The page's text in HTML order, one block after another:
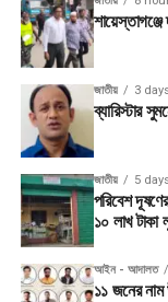
জাতীয় 3
ব্যারিস্টার
জাতীয় 5
পরিবেশ
১০ লাখ
আইন - আদালত
১১ জনের নাম